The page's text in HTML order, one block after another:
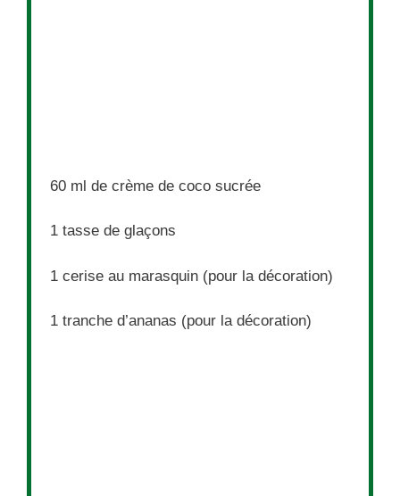
60 ml de crème de coco sucrée
1 tasse de glaçons
1 cerise au marasquin (pour la décoration)
1 tranche d’ananas (pour la décoration)